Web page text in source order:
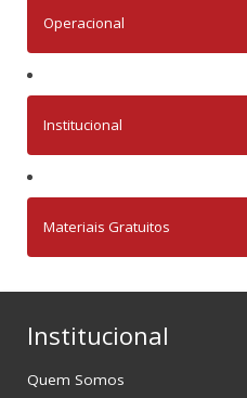
Operacional
Institucional
Materiais Gratuitos
Institucional
Quem Somos